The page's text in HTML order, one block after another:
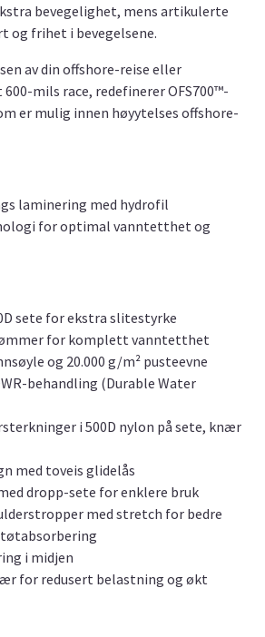
bevegelighet, mens artikulerte
frihet i bevegelsene.
av din offshore-reise eller
mils race, redefinerer OFS700™-
er mulig innen høyytelses offshore-
laminering med hydrofil
for optimal vanntetthet og
sete for ekstra slitestyrke
for komplett vanntetthet
og 20.000 g/m² pusteevne
behandling (Durable Water
i 500D nylon på sete, knær
med toveis glidelås
dropp-sete for enklere bruk
med stretch for bedre
i midjen
for redusert belastning og økt